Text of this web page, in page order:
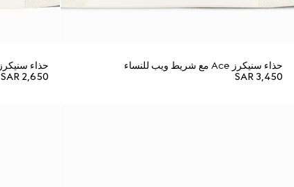
حذاء سنيكرز Ace مع شريط ويب للنساء
SAR 3,450
حذاء سنيكرز Ace من غوتشي مع شريط ويب للنساء
SAR 2,650